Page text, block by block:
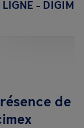
LIGNE -
de